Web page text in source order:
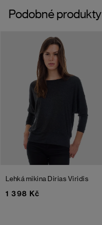
Podobné produkty
Lehká mikina Dirias Viridis
1 398 Kč